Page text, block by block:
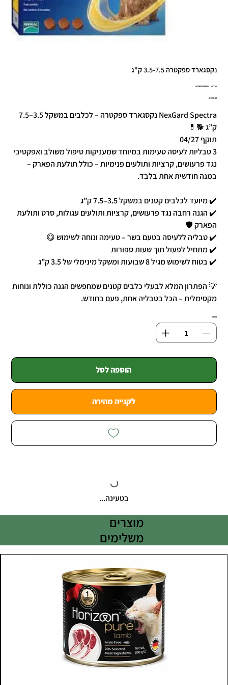
נקסגארד ספקטרה 3.5-7.5 ק"ג
מק"ט:
מק"ט
4028691582861
מחיר‏195.00 ‏₪
NexGard Spectra נקסגארד ספקטרה – לכלבים במשקל 3.5–7.5
ק”ג 🐕💊
תוקף 04/27
3 טבליות לעיסה טעימות במיוחד שמעניקות טיפול משולב ואפקטיבי
נגד פרעושים, קרציות ותולעים פנימיות – כולל תולעת הפארק –
במנה חודשית אחת בלבד.
✔️ מיועד לכלבים קטנים במשקל 3.5–7.5 ק”ג
✔️ הגנה רחבה נגד פרעושים, קרציות ותולעים עגולות, סרט ותולעת
הפארק 🛡️
✔️ טבליה ללעיסה בטעם בשר – טעימה ונוחה לשימוש 😋
✔️ מתחיל לפעול תוך שעות ספורות
✔️ בטוח לשימוש מגיל 8 שבועות ומשקל מינימלי של 3.5 ק”ג
💡 הפתרון המלא לבעלי כלבים קטנים שמחפשים הגנה כוללת ונוחות
מקסימלית – הכל בטבליה אחת, פעם בחודש.
כמות
הוספה לסל
לקנייה מהירה
בטעינה...
מוצרים
משלימים